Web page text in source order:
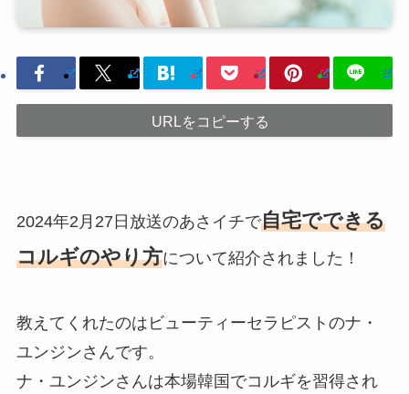
URLをコピーする
2024年2月27日放送のあさイチで自宅でできる
コルギのやり方について紹介されました！
教えてくれたのはビューティーセラピストのナ・
ユンジンさんです。
ナ・ユンジンさんは本場韓国でコルギを習得され